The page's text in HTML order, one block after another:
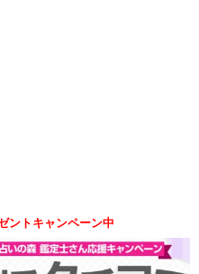
ントキャンペーン中